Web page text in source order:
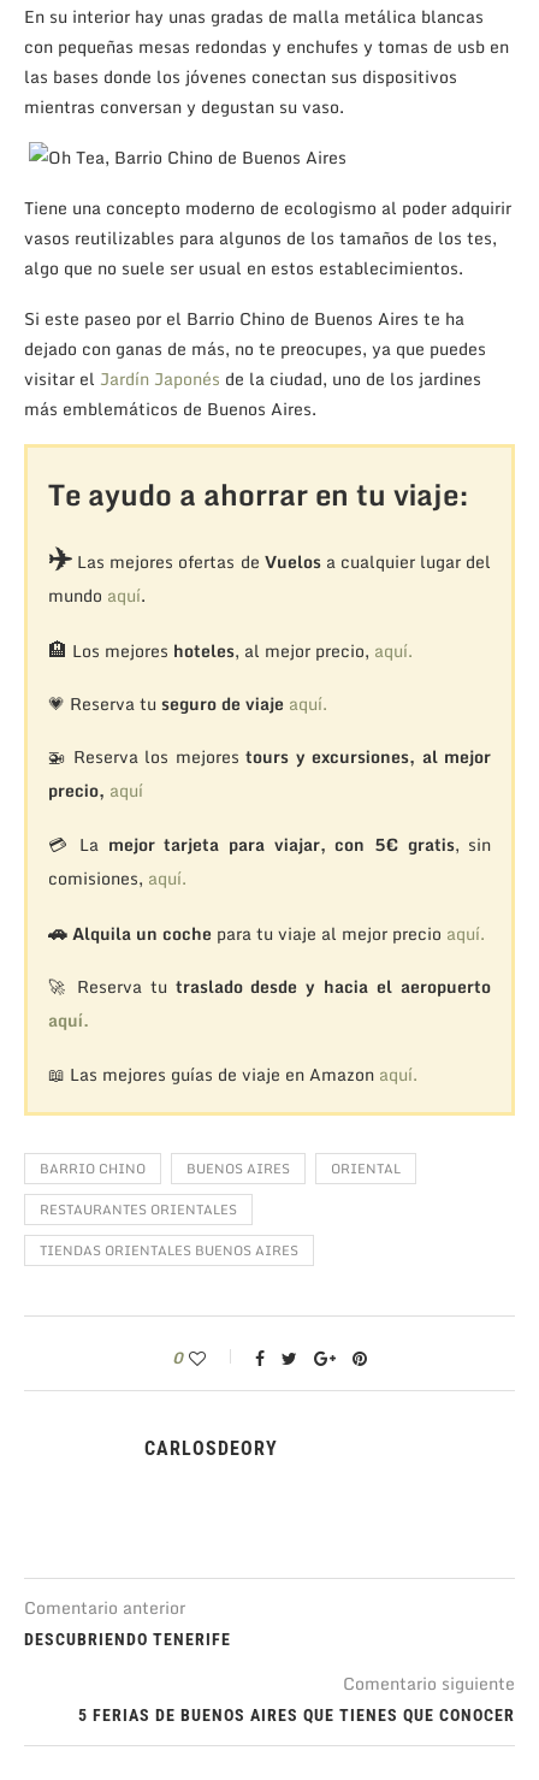
En su interior hay unas gradas de malla metálica blancas
con pequeñas mesas redondas y enchufes y tomas de usb en
las bases donde los jóvenes conectan sus dispositivos
mientras conversan y degustan su vaso.
Tiene una concepto moderno de ecologismo al poder adquirir
vasos reutilizables para algunos de los tamaños de los tes,
algo que no suele ser usual en estos establecimientos.
Si este paseo por el Barrio Chino de Buenos Aires te ha
dejado con ganas de más, no te preocupes, ya que puedes
visitar el Jardín Japonés de la ciudad, uno de los jardines
más emblemáticos de Buenos Aires.
Te ayudo a ahorrar en tu viaje:
✈️Las mejores ofertas de Vuelosa cualquier lugar del
mundo aquí.
🏨 Los mejores hoteles, al mejor precio, aquí.
💗 Reserva tu seguro de viaje aquí.
🚁 Reserva los mejorestours y excursiones, al mejor
precio, aquí
💳 La mejor tarjeta para viajar, con 5€ gratis, sin
comisiones, aquí.
🚗Alquila un coche para tu viaje al mejor precio aquí.
🚀 Reserva tu traslado desde y hacia el aeropuerto
aquí.
📖 Las mejores guías de viaje en Amazon aquí.
BARRIO CHINO BUENOS AIRES
ORIENTAL
RESTAURANTES ORIENTALES
TIENDAS ORIENTALES BUENOS AIRES
0
CARLOSDEORY
Comentario anterior
DESCUBRIENDO TENERIFE
Comentario siguiente
5 FERIAS DE BUENOS AIRES QUE TIENES QUE CONOCER